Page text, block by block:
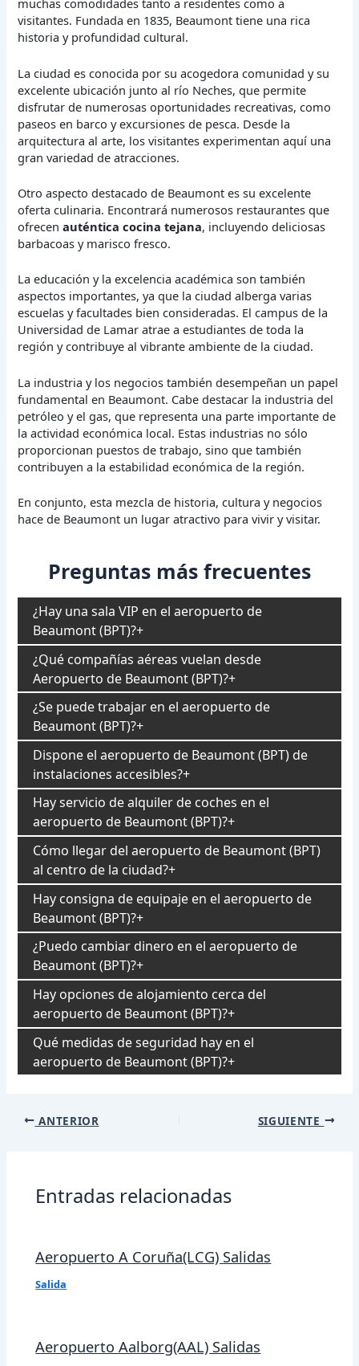
muchas comodidades tanto a residentes como a
visitantes. Fundada en 1835, Beaumont tiene una rica
historia y profundidad cultural.
La ciudad es conocida por su acogedora comunidad y su
excelente ubicación junto al río Neches, que permite
disfrutar de numerosas oportunidades recreativas, como
paseos en barco y excursiones de pesca. Desde la
arquitectura al arte, los visitantes experimentan aquí una
gran variedad de atracciones.
Otro aspecto destacado de Beaumont es su excelente
oferta culinaria. Encontrará numerosos restaurantes que
ofrecenauténtica cocina tejana, incluyendo deliciosas
barbacoas y marisco fresco.
La educación y la excelencia académica son también
aspectos importantes, ya que la ciudad alberga varias
escuelas y facultades bien consideradas. El campus de la
Universidad de Lamar atrae a estudiantes de toda la
región y contribuye al vibrante ambiente de la ciudad.
La industria y los negocios también desempeñan un papel
fundamental en Beaumont. Cabe destacar la industria del
petróleo y el gas, que representa una parte importante de
la actividad económica local. Estas industrias no sólo
proporcionan puestos de trabajo, sino que también
contribuyen a la estabilidad económica de la región.
En conjunto, esta mezcla de historia, cultura y negocios
hace de Beaumont un lugar atractivo para vivir y visitar.
Preguntas más frecuentes
¿Hay una sala VIP en el aeropuerto de
Beaumont (BPT)?
¿Qué compañías aéreas vuelan desde
Aeropuerto de Beaumont (BPT)?
¿Se puede trabajar en el aeropuerto de
Beaumont (BPT)?
Dispone el aeropuerto de Beaumont (BPT) de
instalaciones accesibles?
Hay servicio de alquiler de coches en el
aeropuerto de Beaumont (BPT)?
Cómo llegar del aeropuerto de Beaumont (BPT)
al centro de la ciudad?
Hay consigna de equipaje en el aeropuerto de
Beaumont (BPT)?
¿Puedo cambiar dinero en el aeropuerto de
Beaumont (BPT)?
Hay opciones de alojamiento cerca del
aeropuerto de Beaumont (BPT)?
Qué medidas de seguridad hay en el
aeropuerto de Beaumont (BPT)?
Navegación
ANTERIOR SIGUIENTE
Entradas relacionadas
Aeropuerto A Coruña(LCG) Salidas
Salida
Aeropuerto Aalborg(AAL) Salidas